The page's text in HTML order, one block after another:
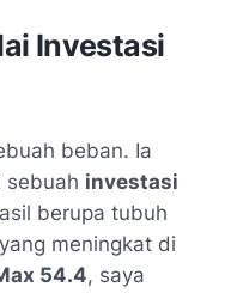
Investasi
beban. Ia
sebuah investasi
berupa tubuh
meningkat di
54.4, saya